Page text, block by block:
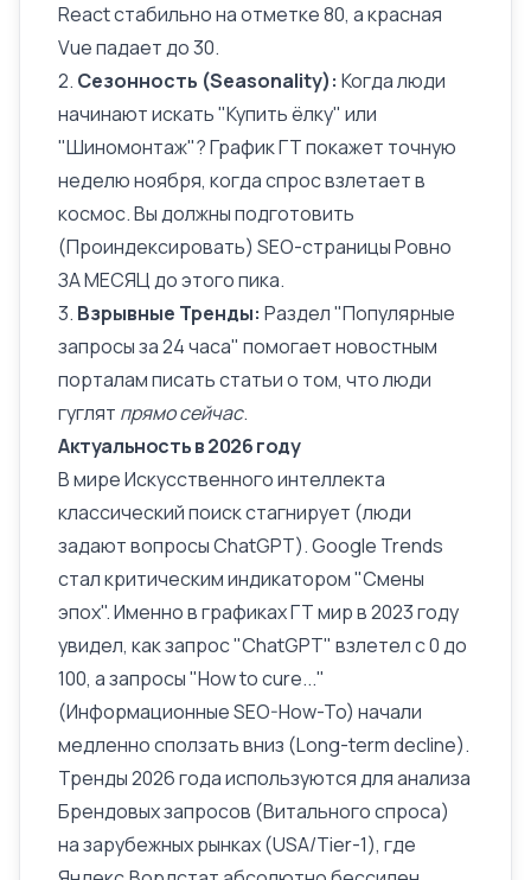
React стабильно на отметке 80, а красная
Vue падает до 30.
2. Сезонность (Seasonality): Когда люди
начинают искать "Купить ёлку" или
"Шиномонтаж"? График ГТ покажет точную
неделю ноября, когда спрос взлетает в
космос. Вы должны подготовить
(Проиндексировать) SEO-страницы Ровно
ЗА МЕСЯЦ до этого пика.
3. Взрывные Тренды: Раздел "Популярные
запросы за 24 часа" помогает новостным
порталам писать статьи о том, что люди
гуглят прямо сейчас.
Актуальность в 2026 году
В мире Искусственного интеллекта
классический поиск стагнирует (люди
задают вопросы ChatGPT). Google Trends
стал критическим индикатором "Смены
эпох". Именно в графиках ГТ мир в 2023 году
увидел, как запрос "ChatGPT" взлетел с 0 до
100, а запросы "How to cure..."
(Информационные SEO-How-To) начали
медленно сползать вниз (Long-term decline).
Тренды 2026 года используются для анализа
Брендовых запросов (Витального спроса)
на зарубежных рынках (USA/Tier-1), где